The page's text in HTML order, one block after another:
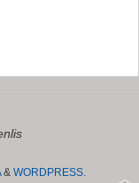
& WORDPRESS.